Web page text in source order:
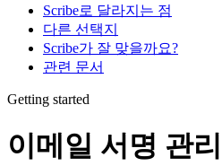
Scribe로 달라지는 점
다른 선택지
Scribe가 잘 맞을까요?
관련 문서
Getting started
이메일 서명 관